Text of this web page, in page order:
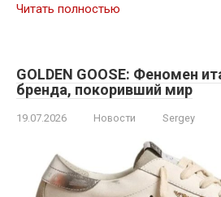
Читать полностью
GOLDEN GOOSE: Феномен
бренда, покоривший мир
19.07.2026 Новости Sergey